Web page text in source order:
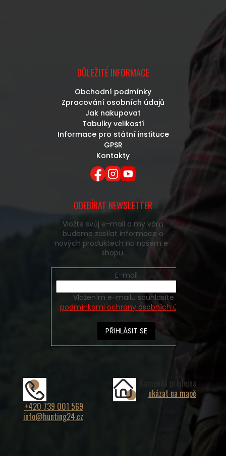
DŮLEŽITÉ INFORMACE
Obchodní podmínky
Zpracování osobních údajů
Jak nakupovat
Tabulky velikostí
Informace pro státní instituce
GPSR
Kontakty
ODEBÍRAT NEWSLETTER
Vložte svůj e-mail a my vám
budeme zasílat informace o
nových produktech na našem e-
shopu.
E-mail
podmínkami ochrany osobních údajů
PŘIHLÁSIT SE
+420 739 001 569
info@hunting24.cz
Kamenná prodejna
ukázat na mapě